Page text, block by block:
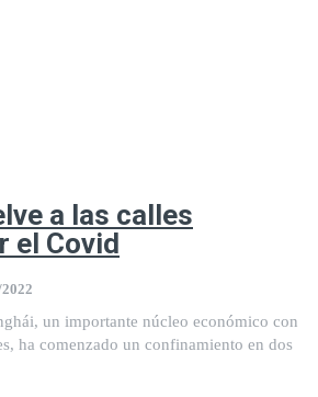
a las calles
el Covid
un importante núcleo económico con
ha comenzado un confinamiento en dos